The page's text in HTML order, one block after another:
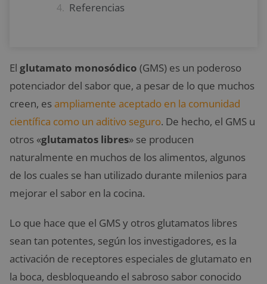
Referencias
El glutamato monosódico (GMS) es un poderoso
potenciador del sabor que, a pesar de lo que muchos
creen, esampliamente aceptado en la comunidad
científica como un aditivo seguro. De hecho, el GMS u
otros «glutamatos libres» se producen
naturalmente en muchos de los alimentos, algunos
de los cuales se han utilizado durante milenios para
mejorar el sabor en la cocina.
Lo que hace que el GMS y otros glutamatos libres
sean tan potentes, según los investigadores, es la
activación de receptores especiales de glutamato en
la boca, desbloqueando el sabroso sabor conocido